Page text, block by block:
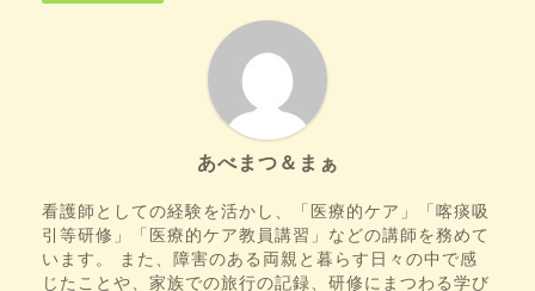
あべまつ＆まぁ
看護師としての経験を活かし、「医療的ケア」「喀痰吸
引等研修」「医療的ケア教員講習」などの講師を務めて
います。 また、障害のある両親と暮らす日々の中で感
じたことや、家族での旅行の記録、研修にまつわる学び